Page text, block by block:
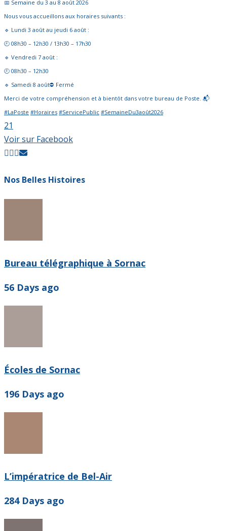
📅 Semaine du 3 au 8 août 2026
Nous vous accueillons aux horaires suivants :
🔹 Lundi 3 août au jeudi 6 août :
🕘 08h30 – 12h30 / 13h30 – 17h30
🔹 Vendredi 7 août :
🕘 08h30 – 12h30
🔹 Samedi 8 août⛔ Fermé
Merci de votre compréhension et à bientôt dans votre bureau de Poste. 📬
#LaPoste #Horaires #ServicePublic #SemaineDu3août2026
21
Voir sur Facebook
Nos Belles Histoires
Bureau télégraphique à Sornac
56 Days ago
Écoles de Sornac
196 Days ago
L’impératrice de Bel-Air
284 Days ago